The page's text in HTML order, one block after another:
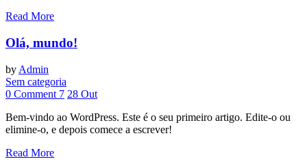
Read More
Olá, mundo!
by Admin
Sem categoria
0 Comment 7 28 Out
Bem-vindo ao WordPress. Este é o seu primeiro artigo. Edite-o ou
elimine-o, e depois comece a escrever!
Read More